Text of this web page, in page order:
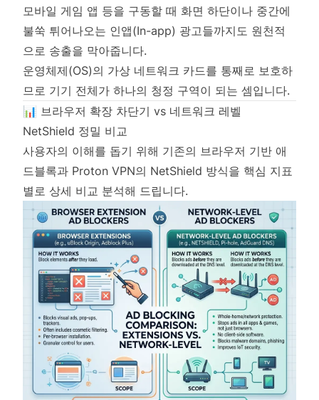
모바일 게임 앱 등을 구동할 때 화면 하단이나 중간에
불쑥 튀어나오는 인앱(In-app) 광고들까지도 원천적
으로 송출을 막아줍니다.
운영체제(OS)의 가상 네트워크 카드를 통째로 보호하
므로 기기 전체가 하나의 청정 구역이 되는 셈입니다.
📊 브라우저 확장 차단기 vs 네트워크 레벨
NetShield 정밀 비교
사용자의 이해를 돕기 위해 기존의 브라우저 기반 애
드블록과 Proton VPN의 NetShield 방식을 핵심 지표
별로 상세 비교 분석해 드립니다.